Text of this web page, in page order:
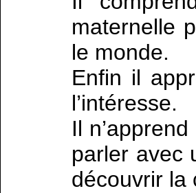
maternelle
le monde.
Enfin il
l’intéresse.
Il
parler avec
découvrir la